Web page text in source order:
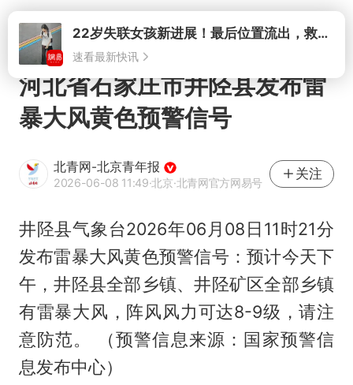
打开22岁失联女孩新进展！最后位置流出，救援队再曝两大噩耗母亲崩溃
速看最新快讯
河北省石家庄市井陉县发布雷
暴大风黄色预警信号
北青网-北京青年报
2026-06-08 11:49·北京·北青网官方网易号
关注
井陉县气象台2026年06月08日11时21分
发布雷暴大风黄色预警信号：预计今天下
午，井陉县全部乡镇、井陉矿区全部乡镇
有雷暴大风，阵风风力可达8-9级，请注
意防范。 （预警信息来源：国家预警信
息发布中心）